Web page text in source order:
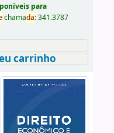
para
chamada:341.3787
carrinho